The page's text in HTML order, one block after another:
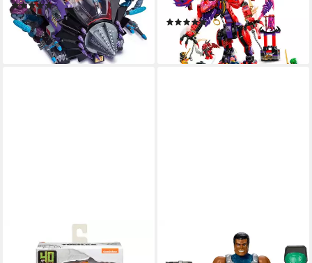
(1)
ab 69,90 €
lieferbar - in 4-5 Werktagen bei dir
(668 St), Made in Europe
(17)
68,92 €
lieferbar - in 1-2 Werktagen bei dir